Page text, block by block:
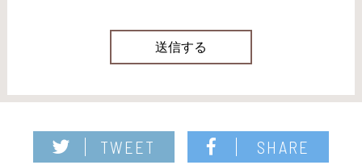
TWEET SHARE